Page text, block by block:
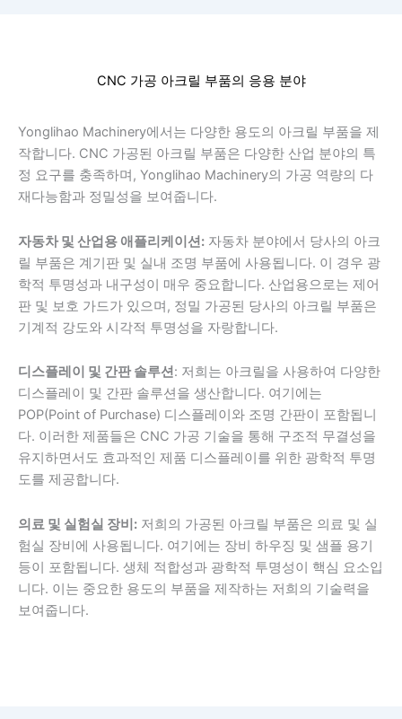
CNC 가공 아크릴 부품의 응용 분야
Yonglihao Machinery에서는 다양한 용도의 아크릴 부품을 제
작합니다. CNC 가공된 아크릴 부품은 다양한 산업 분야의 특
정 요구를 충족하며, Yonglihao Machinery의 가공 역량의 다
재다능함과 정밀성을 보여줍니다.
자동차 및 산업용 애플리케이션: 자동차 분야에서 당사의 아크
릴 부품은 계기판 및 실내 조명 부품에 사용됩니다. 이 경우 광
학적 투명성과 내구성이 매우 중요합니다. 산업용으로는 제어
판 및 보호 가드가 있으며, 정밀 가공된 당사의 아크릴 부품은
기계적 강도와 시각적 투명성을 자랑합니다.
디스플레이 및 간판 솔루션: 저희는 아크릴을 사용하여 다양한
디스플레이 및 간판 솔루션을 생산합니다. 여기에는
POP(Point of Purchase) 디스플레이와 조명 간판이 포함됩니
다. 이러한 제품들은 CNC 가공 기술을 통해 구조적 무결성을
유지하면서도 효과적인 제품 디스플레이를 위한 광학적 투명
도를 제공합니다.
의료 및 실험실 장비: 저희의 가공된 아크릴 부품은 의료 및 실
험실 장비에 사용됩니다. 여기에는 장비 하우징 및 샘플 용기
등이 포함됩니다. 생체 적합성과 광학적 투명성이 핵심 요소입
니다. 이는 중요한 용도의 부품을 제작하는 저희의 기술력을
보여줍니다.